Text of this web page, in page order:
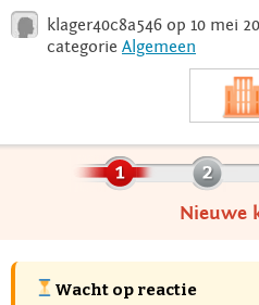
Login
klager40c8a546 op 10 mei
categorie Algemeen
Nieuwe
Wacht op reactie